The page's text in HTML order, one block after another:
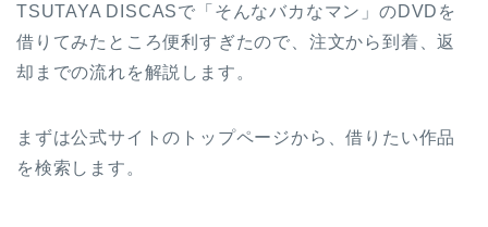
TSUTAYA DISCASで「そんなバカなマン」のDVDを
借りてみたところ便利すぎたので、注文から到着、返
却までの流れを解説します。
まずは公式サイトのトップページから、借りたい作品
を検索します。